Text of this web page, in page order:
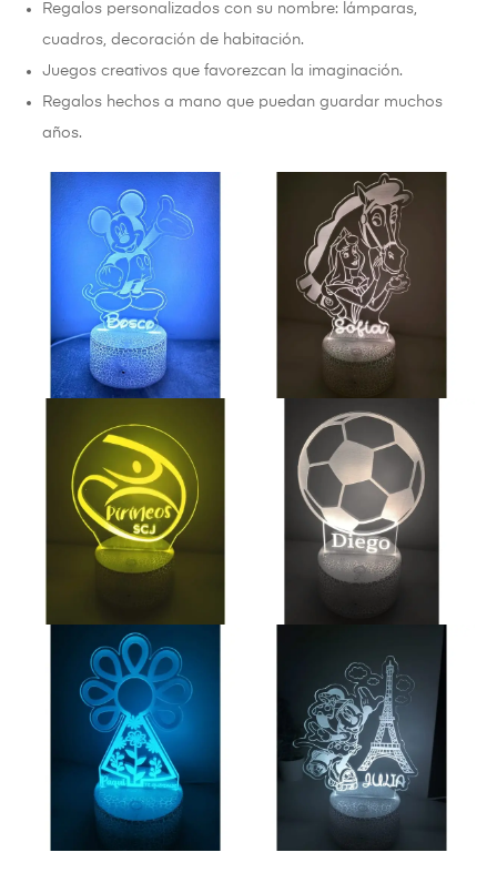
Regalos personalizados con su nombre: lámparas,
cuadros, decoración de habitación.
Juegos creativos que favorezcan la imaginación.
Regalos hechos a mano que puedan guardar muchos
años.